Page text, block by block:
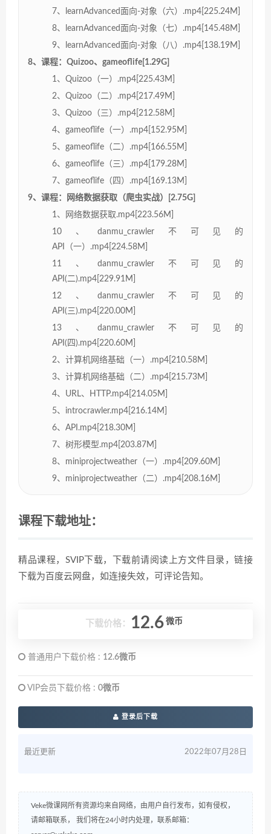
7、learnAdvanced面向-对象（六）.mp4[225.24M]
8、learnAdvanced面向-对象（七）.mp4[145.48M]
9、learnAdvanced面向-对象（八）.mp4[138.19M]
8、课程：Quizoo、gameoflife[1.29G]
1、Quizoo（一）.mp4[225.43M]
2、Quizoo（二）.mp4[217.49M]
3、Quizoo（三）.mp4[212.58M]
4、gameoflife（一）.mp4[152.95M]
5、gameoflife（二）.mp4[166.55M]
6、gameoflife（三）.mp4[179.28M]
7、gameoflife（四）.mp4[169.13M]
9、课程：网络数据获取（爬虫实战）[2.75G]
1、网络数据获取.mp4[223.56M]
10、danmu_crawler不可见的
API（一）.mp4[224.58M]
11、danmu_crawler不可见的
API(二).mp4[229.91M]
12、danmu_crawler不可见的
API(三).mp4[220.00M]
13、danmu_crawler不可见的
API(四).mp4[220.60M]
2、计算机网络基础（一）.mp4[210.58M]
3、计算机网络基础（二）.mp4[215.73M]
4、URL、HTTP.mp4[214.05M]
5、introcrawler.mp4[216.14M]
6、API.mp4[218.30M]
7、树形模型.mp4[203.87M]
8、miniprojectweather（一）.mp4[209.60M]
9、miniprojectweather（二）.mp4[208.16M]
课程下载地址：
精品课程，SVIP下载，下载前请阅读上方文件目录，链接
下载为百度云网盘，如连接失效，可评论告知。
下载价格： 12.6 微币
普通用户下载价格 : 12.6微币
VIP会员下载价格 : 0微币
登录后下载
最近更新 2022年07月28日
Veke微课网所有资源均来自网络，由用户自行发布，如有侵权，
请邮箱联系， 我们将在24小时内处理，联系邮箱：